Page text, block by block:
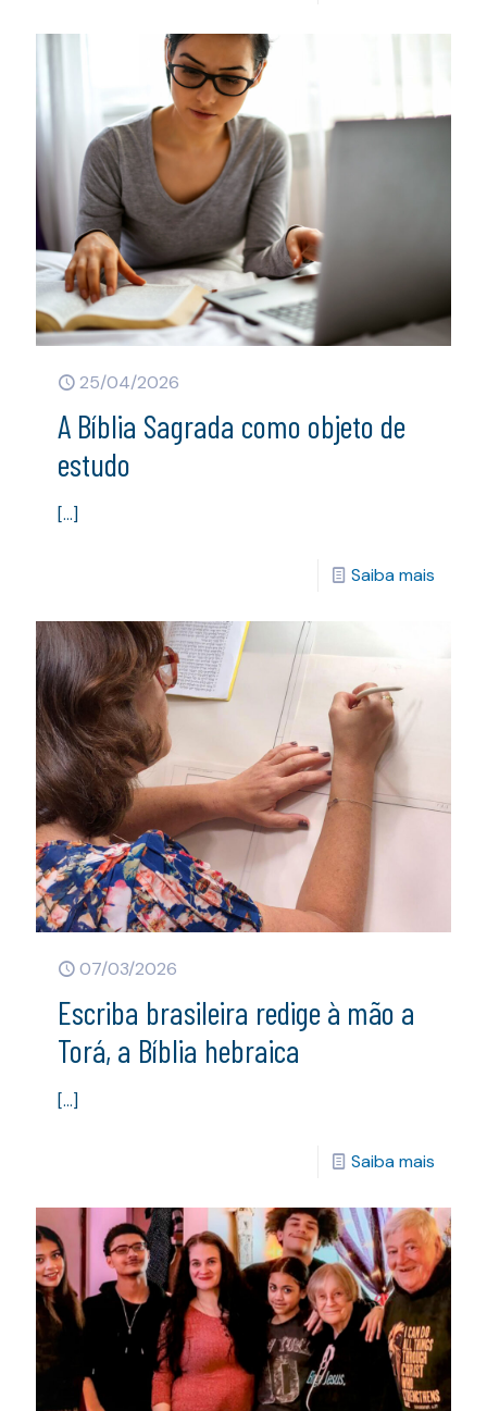
25/04/2026
A Bíblia Sagrada como objeto de
estudo
[…]
Saiba mais
07/03/2026
Escriba brasileira redige à mão a
Torá, a Bíblia hebraica
[…]
Saiba mais